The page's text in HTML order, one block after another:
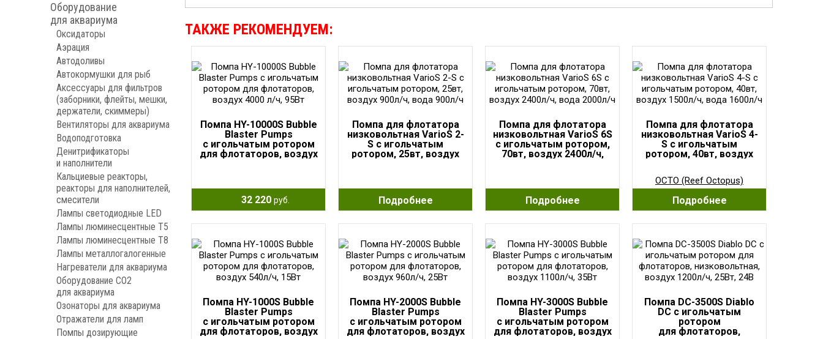
Оборудование
для аквариума
Оксидаторы
Аэрация
Автодоливы
Автокормушки для рыб
Аксессуары для фильтров
(заборники, флейты, мешки,
держатели, скиммеры)
Вентиляторы для аквариума
Водоподготовка
Денитрификаторы
и наполнители
Кальциевые реакторы,
реакторы для наполнителей,
смесители
Лампы светодиодные LED
Лампы люминесцентные Т5
Лампы люминесцентные Т8
Лампы металлогалогенные
Нагреватели для аквариума
Оборудование CO2
для аквариума
Озонаторы для аквариума
Отражатели для ламп
Помпы дозирующие
ТАКЖЕ РЕКОМЕНДУЕМ:
Помпа HY-10000S Bubble
Blaster Pumps
с игольчатым ротором
для флотаторов, воздух
32 220 руб.
Помпа для флотатора
низковольтная VarioS 2-
S с игольчатым
ротором, 25вт, воздух
Подробнее
Помпа для флотатора
низковольтная VarioS 6S
с игольчатым ротором,
70вт, воздух 2400л/ч,
Подробнее
Помпа для флотатора
низковольтная VarioS 4-
S с игольчатым
ротором, 40вт, воздух
OCTO (Reef Octopus)
Подробнее
Помпа HY-1000S Bubble
Blaster Pumps
с игольчатым ротором
для флотаторов, воздух
Помпа HY-2000S Bubble
Blaster Pumps
с игольчатым ротором
для флотаторов, воздух
Помпа HY-3000S Bubble
Blaster Pumps
с игольчатым ротором
для флотаторов, воздух
Помпа DC-3500S Diablo
DC с игольчатым
ротором
для флотаторов,